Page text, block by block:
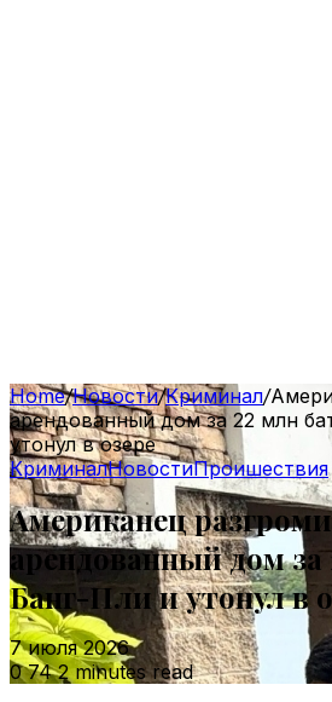
Home/Новости/Криминал/
арендованный дом за 22 млн
утонул в озере
КриминалНовостиПроишествия
Американец
арендованный дом за
Банг-Пли и утонул в
7 июля 2026
0742 minutes read